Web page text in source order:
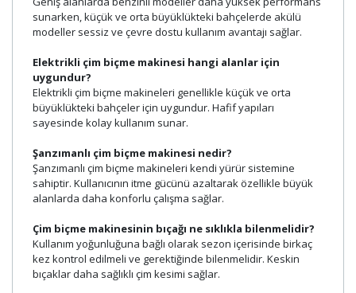
sunarken, küçük ve orta büyüklükteki bahçelerde akülü
modeller sessiz ve çevre dostu kullanım avantajı sağlar.
Elektrikli çim biçme makinesi hangi alanlar için
uygundur?
Elektrikli çim biçme makineleri genellikle küçük ve orta
büyüklükteki bahçeler için uygundur. Hafif yapıları
sayesinde kolay kullanım sunar.
Şanzımanlı çim biçme makinesi nedir?
Şanzımanlı çim biçme makineleri kendi yürür sistemine
sahiptir. Kullanıcının itme gücünü azaltarak özellikle büyük
alanlarda daha konforlu çalışma sağlar.
Çim biçme makinesinin bıçağı ne sıklıkla bilenmelidir?
Kullanım yoğunluğuna bağlı olarak sezon içerisinde birkaç
kez kontrol edilmeli ve gerektiğinde bilenmelidir. Keskin
bıçaklar daha sağlıklı çim kesimi sağlar.